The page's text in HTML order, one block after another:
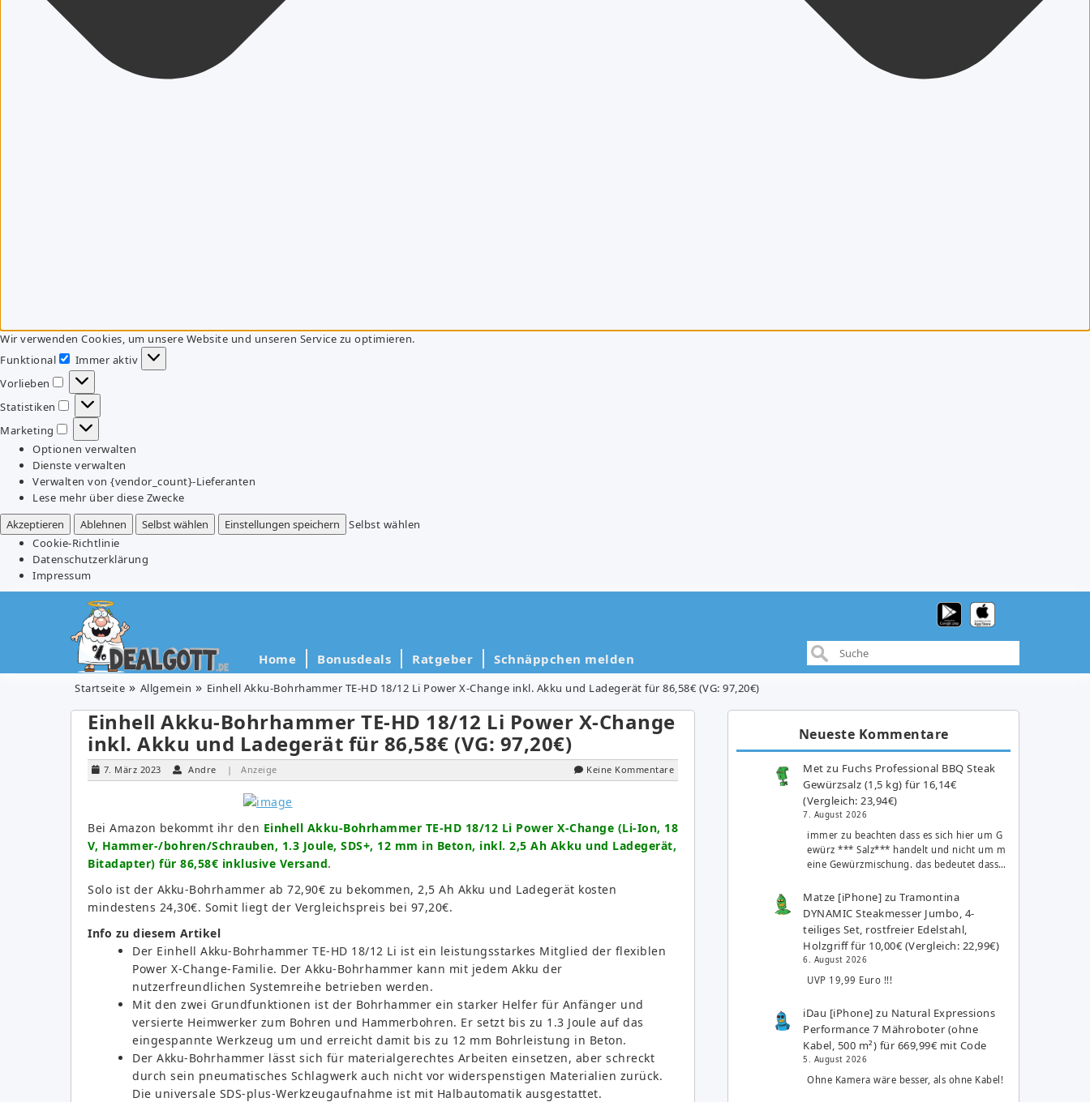
Wir verwenden Cookies, um unsere Website und unseren Service zu optimieren.
Funktional
Funktional
Immer aktiv
Vorlieben
Vorlieben
Statistiken
Statistiken
Marketing
Marketing
Optionen verwalten
Dienste verwalten
Verwalten von {vendor_count}-Lieferanten
Lese mehr über diese Zwecke
Akzeptieren
Ablehnen Selbst wählen Einstellungen speichern
Selbst wählen
Cookie-Richtlinie
Datenschutzerklärung
Impressum
Home Bonusdeals Ratgeber Schnäppchen melden
Startseite Allgemein Einhell Akku-Bohrhammer TE-HD 18/12 Li Power X-Change inkl. Akku und Ladegerät für 86,58€ (VG: 97,20€)
Einhell Akku-Bohrhammer TE-HD 18/12 Li Power X-Change
inkl. Akku und Ladegerät für 86,58€ (VG: 97,20€)
7. März 2023 Andre | Anzeige Keine Kommentare
Bei Amazon bekommt ihr den Einhell Akku-Bohrhammer TE-HD 18/12 Li Power X-Change (Li-Ion, 18
V, Hammer-/bohren/Schrauben, 1.3 Joule, SDS+, 12 mm in Beton, inkl. 2,5 Ah Akku und Ladegerät,
Bitadapter) für 86,58€ inklusive Versand.
Solo ist der Akku-Bohrhammer ab 72,90€ zu bekommen, 2,5 Ah Akku und Ladegerät kosten
mindestens 24,30€. Somit liegt der Vergleichspreis bei 97,20€.
Info zu diesem Artikel
Der Einhell Akku-Bohrhammer TE-HD 18/12 Li ist ein leistungsstarkes Mitglied der flexiblen
Power X-Change-Familie. Der Akku-Bohrhammer kann mit jedem Akku der
nutzerfreundlichen Systemreihe betrieben werden.
Mit den zwei Grundfunktionen ist der Bohrhammer ein starker Helfer für Anfänger und
versierte Heimwerker zum Bohren und Hammerbohren. Er setzt bis zu 1.3 Joule auf das
eingespannte Werkzeug um und erreicht damit bis zu 12 mm Bohrleistung in Beton.
Der Akku-Bohrhammer lässt sich für materialgerechtes Arbeiten einsetzen, aber schreckt
durch sein pneumatisches Schlagwerk auch nicht vor widerspenstigen Materialien zurück.
Die universale SDS-plus-Werkzeugaufnahme ist mit Halbautomatik ausgestattet.
Neueste Kommentare
Met zu Fuchs Professional BBQ Steak
Gewürzsalz (1,5 kg) für 16,14€
(Vergleich: 23,94€)
7. August 2026
immer zu beachten dass es sich hier um G
ewürz *** Salz*** handelt und nicht um m
eine Gewürzmischung. das bedeutet dass…
Matze [iPhone] zuTramontina
DYNAMIC Steakmesser Jumbo, 4-
teiliges Set, rostfreier Edelstahl,
Holzgriff für 10,00€ (Vergleich: 22,99€)
6. August 2026
UVP 19,99 Euro !!!
iDau [iPhone] zu Natural Expressions
Performance 7 Mähroboter (ohne
Kabel, 500 m²) für 669,99€ mit Code
5. August 2026
Ohne Kamera wäre besser, als ohne Kabel!